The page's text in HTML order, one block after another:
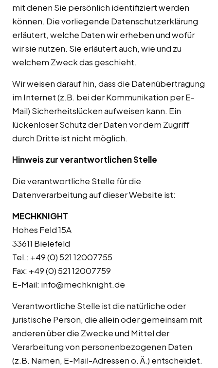
mit denen Sie persönlich identifiziert werden
können. Die vorliegende Datenschutzerklärung
erläutert, welche Daten wir erheben und wofür
wir sie nutzen. Sie erläutert auch, wie und zu
welchem Zweck das geschieht.
Wir weisen darauf hin, dass die Datenübertragung
im Internet (z.B. bei der Kommunikation per E-
Mail) Sicherheitslücken aufweisen kann. Ein
lückenloser Schutz der Daten vor dem Zugriff
durch Dritte ist nicht möglich.
Hinweis zur verantwortlichen Stelle
Die verantwortliche Stelle für die
Datenverarbeitung auf dieser Website ist:
MECHKNIGHT
Hohes Feld 15A
33611 Bielefeld
Tel.: +49 (0) 521 12007755
Fax: +49 (0) 521 12007759
E-Mail: info@mechknight.de
Verantwortliche Stelle ist die natürliche oder
juristische Person, die allein oder gemeinsam mit
anderen über die Zwecke und Mittel der
Verarbeitung von personenbezogenen Daten
(z.B. Namen, E-Mail-Adressen o. Ä.) entscheidet.